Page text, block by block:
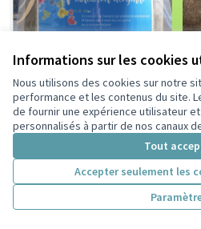
Informations sur les cookies
Nous utilisons des cookies sur notre
performance et les contenus du site.
de fournir une expérience utilisateur
personnalisés à partir de nos canaux
Tout
Accepter seulement les